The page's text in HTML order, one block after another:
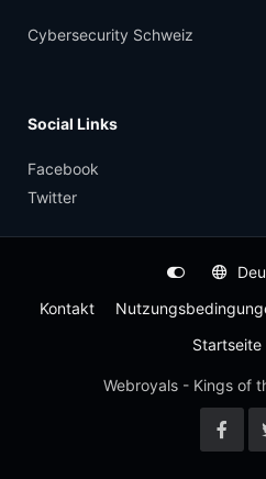
Cybersecurity Schweiz
Social Links
Facebook
Twitter
Kontakt
Startseite
Webroyals - Kings of